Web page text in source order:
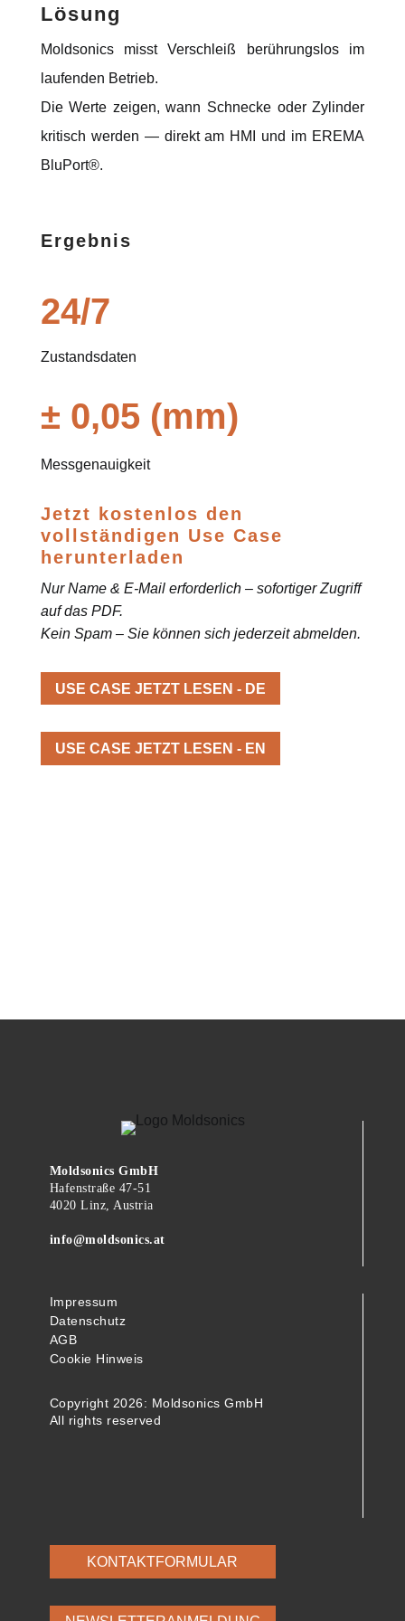
Lösung
Moldsonics misst Verschleiß berührungslos im
laufenden Betrieb.
Die Werte zeigen, wann Schnecke oder Zylinder
kritisch werden — direkt am HMI und im EREMA
BluPort®.
Ergebnis
24/7
Zustandsdaten
± 0,05 (mm)
Messgenauigkeit
Jetzt kostenlos den
vollständigen Use Case
herunterladen
Nur Name & E-Mail erforderlich – sofortiger Zugriff
auf das PDF.
Kein Spam – Sie können sich jederzeit abmelden.
USE CASE JETZT LESEN - DE
USE CASE JETZT LESEN - EN
Moldsonics GmbH
Hafenstraße 47-51
4020 Linz, Austria
info@moldsonics.at
Impressum
Datenschutz
AGB
Cookie Hinweis
Copyright 2026: Moldsonics GmbH
All rights reserved
KONTAKTFORMULAR